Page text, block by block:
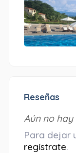
Reseñas
Aún no
Para dejar
regístrate.